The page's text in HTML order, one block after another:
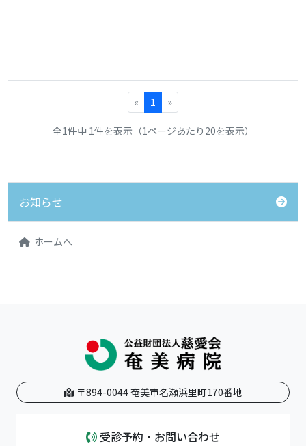
« 1 »
全1件中 1件を表示（1ページあたり20を表示）
お知らせ
ホームへ
〒894-0044 奄美市名瀬浜里町170番地
受診予約・お問い合わせ